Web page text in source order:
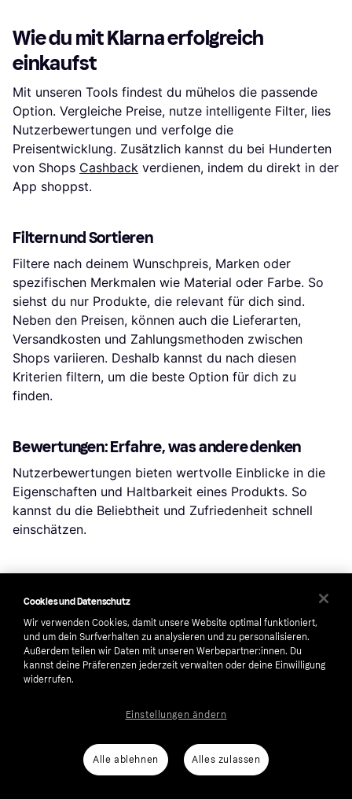
Wie du mit Klarna erfolgreich
einkaufst
Mit unseren Tools findest du mühelos die passende
Option. Vergleiche Preise, nutze intelligente Filter, lies
Nutzerbewertungen und verfolge die
Preisentwicklung. Zusätzlich kannst du bei Hunderten
von Shops Cashback verdienen, indem du direkt in der
App shoppst.
Filtern und Sortieren
Filtere nach deinem Wunschpreis, Marken oder
spezifischen Merkmalen wie Material oder Farbe. So
siehst du nur Produkte, die relevant für dich sind.
Neben den Preisen, können auch die Lieferarten,
Versandkosten und Zahlungsmethoden zwischen
Shops variieren. Deshalb kannst du nach diesen
Kriterien filtern, um die beste Option für dich zu
finden.
Bewertungen: Erfahre, was andere denken
Nutzerbewertungen bieten wertvolle Einblicke in die
Eigenschaften und Haltbarkeit eines Produkts. So
kannst du die Beliebtheit und Zufriedenheit schnell
einschätzen.
Um sicherzustellen, dass dein Kauf ein guter Deal ist,
prüfe die Preisentwicklung des Produkts. Verfolge den
Verlauf über den letzten Monat oder einen längeren
Zeitraum. Klicke auf „Shop wählen“, um den Verlauf für
eine bestimmte Filiale zu sehen.
Beliebte Suchen in Snowboards
Cookies und Datenschutz
Wir verwenden Cookies, damit unsere Website optimal funktioniert,
und um dein Surfverhalten zu analysieren und zu personalisieren.
Außerdem teilen wir Daten mit unseren Werbepartner:innen. Du
kannst deine Präferenzen jederzeit verwalten oder deine Einwilligung
widerrufen.
Alle ablehnen Alles zulassen
Einstellungen ändern